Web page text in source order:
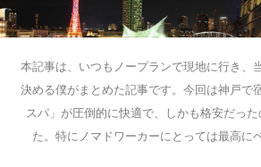
本記事は、いつもノープランで現地に行き、
決める僕がまとめた記事です。今回は神戸で
スパ」が圧倒的に快適で、しかも格安だっ
た。特にノマドワーカーにとっては最高に